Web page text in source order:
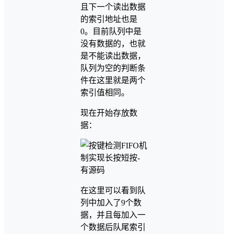
且下一个读出数据
的索引地址也是
0。目前队列中是
没有数据的，也就
是不能读出数据，
队列为空的判断条
件在这里就是两个
索引值相同。
现在开始存放数
据：
在这里可以看到队
列中加入了9个数
据，并且每加入一
个数据后队尾索引